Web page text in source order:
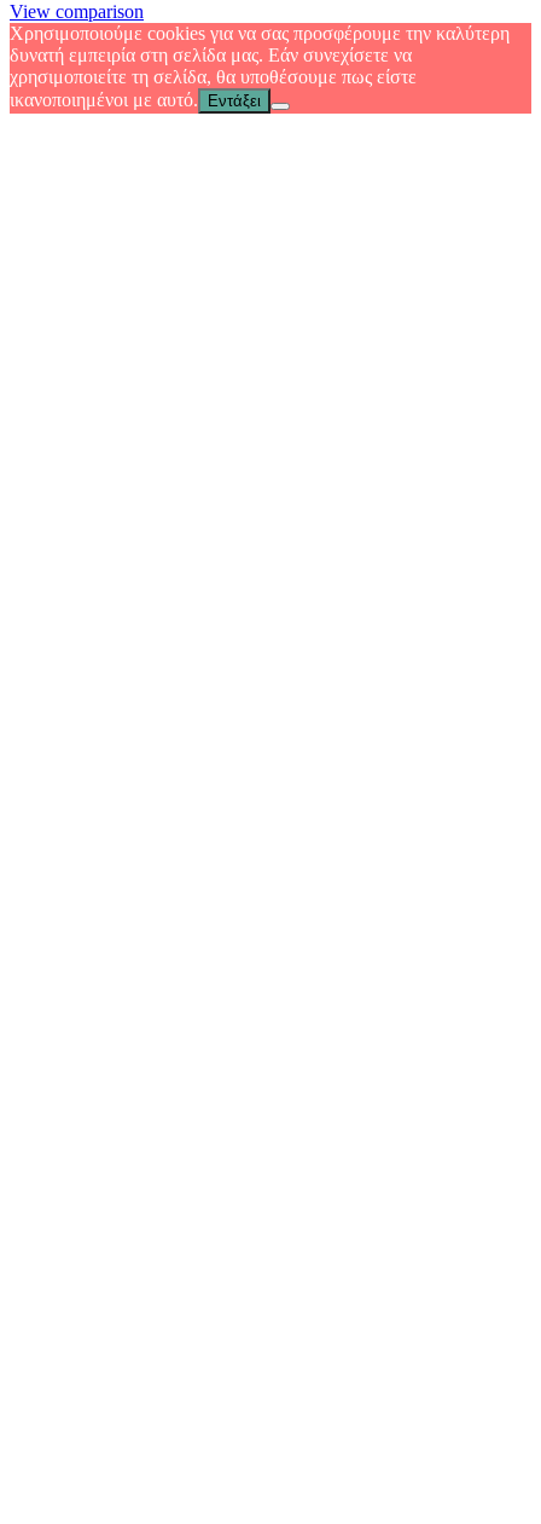
View comparison
Χρησιμοποιούμε cookies για να σας προσφέρουμε την καλύτερη
δυνατή εμπειρία στη σελίδα μας. Εάν συνεχίσετε να
χρησιμοποιείτε τη σελίδα, θα υποθέσουμε πως είστε
ικανοποιημένοι με αυτό.
Εντάξει